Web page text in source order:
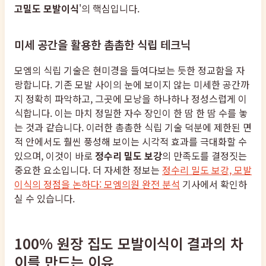
고밀도 모발이식'의 핵심입니다.
미세 공간을 활용한 촘촘한 식립 테크닉
모엠의 식립 기술은 현미경을 들여다보는 듯한 정교함을 자
랑합니다. 기존 모발 사이의 눈에 보이지 않는 미세한 공간까
지 정확히 파악하고, 그곳에 모낭을 하나하나 정성스럽게 이
식합니다. 이는 마치 정밀한 자수 장인이 한 땀 한 땀 수를 놓
는 것과 같습니다. 이러한 촘촘한 식립 기술 덕분에 제한된 면
적 안에서도 훨씬 풍성해 보이는 시각적 효과를 극대화할 수
있으며, 이것이 바로 정수리 밀도 보강의 만족도를 결정짓는
중요한 요소입니다. 더 자세한 정보는 정수리 밀도 보강, 모발
이식의 정점을 논하다: 모엠의원 완전 분석 기사에서 확인하
실 수 있습니다.
100% 원장 집도 모발이식이 결과의 차
이를 만드는 이유